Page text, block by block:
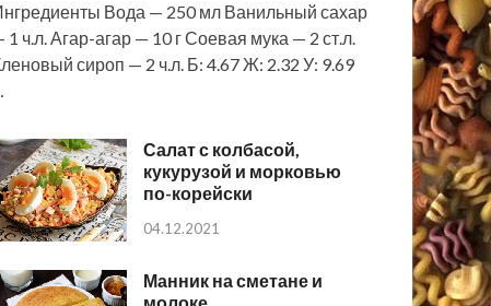
Вода — 250 мл Ванильный сахар
1 ч.л. Агар-агар — 10 г Соевая мука — 2 ст.л.
сироп — 2 ч.л. Б: 4.67 Ж: 2.32 У: 9.69
Салат с колбасой,
кукурузой и морковью
по-корейски
04.12.2021
Манник на сметане и
молоке